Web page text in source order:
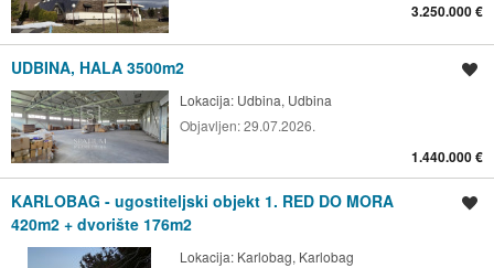
3.250.000 €
UDBINA, HALA 3500m2
Lokacija: Udbina, Udbina
Objavljen:29.07.2026.
1.440.000 €
KARLOBAG - ugostiteljski objekt 1. RED DO MORA
420m2 + dvorište 176m2
Lokacija: Karlobag, Karlobag